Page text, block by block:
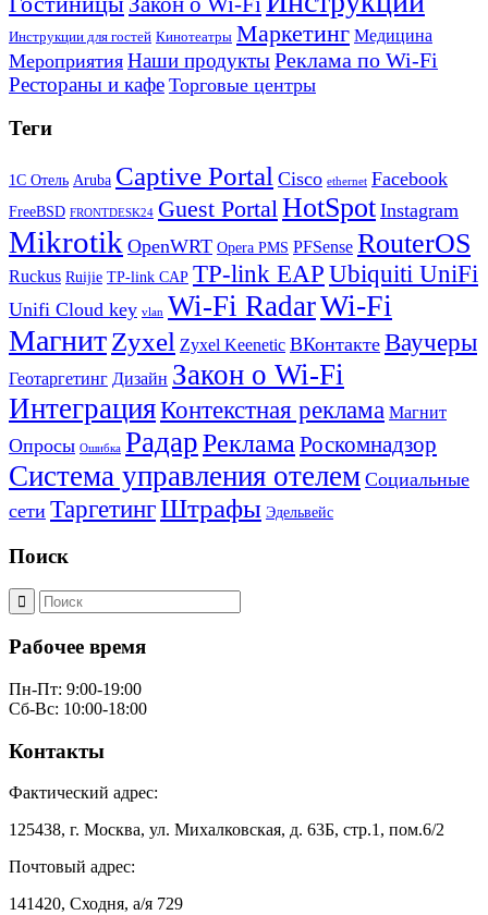
Инструкции для гостей Кинотеатры Маркетинг Медицина
Мероприятия Наши продуктыРеклама по Wi-Fi
Рестораны и кафе Торговые центры
Теги
1С Отель Aruba Captive Portal Cisco ethernet Facebook
FreeBSD FRONTDESK24 Guest PortalHotSpot Instagram
Mikrotik OpenWRT Opera PMS PFSense RouterOS
Ruckus Ruijie TP-link CAP TP-link EAP Ubiquiti UniFi
Unifi Cloud key vlan Wi-Fi RadarWi-Fi
МагнитZyxel Zyxel Keenetic ВКонтакте Ваучеры
Геотаргетинг Дизайн Закон о Wi-Fi
ИнтеграцияКонтекстная реклама Магнит
Опросы Ошибка РадарРеклама Роскомнадзор
Система управления отелем Социальные
сети ТаргетингШтрафы Эдельвейс
Поиск
Рабочее время
Пн-Пт: 9:00-19:00
Сб-Вс: 10:00-18:00
Контакты
Фактический адрес:
125438, г. Москва, ул. Михалковская, д. 63Б, стр.1, пом.6/2
Почтовый адрес:
141420, Сходня, а/я 729